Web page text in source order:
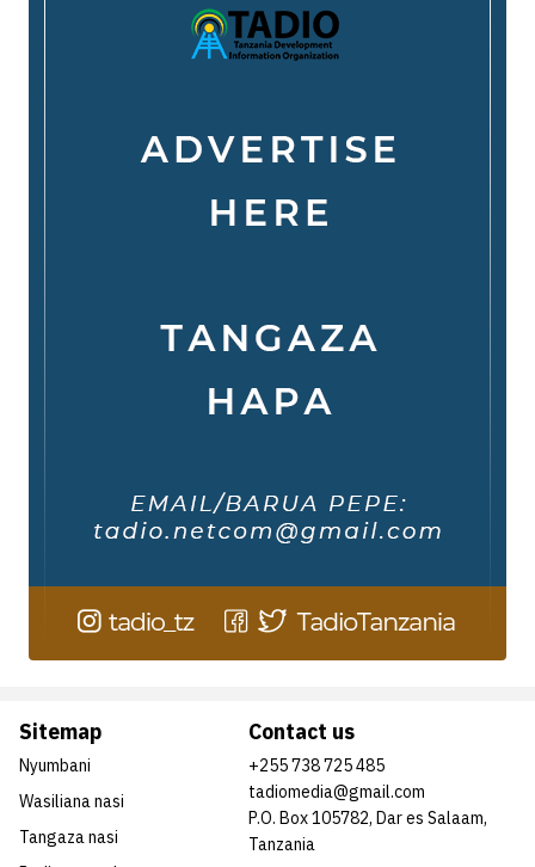
Sitemap
Nyumbani
Wasiliana nasi
Tangaza nasi
Contact us
+255 738 725 485
tadiomedia@gmail.com
P.O. Box 105782, Dar es Salaam,
Tanzania